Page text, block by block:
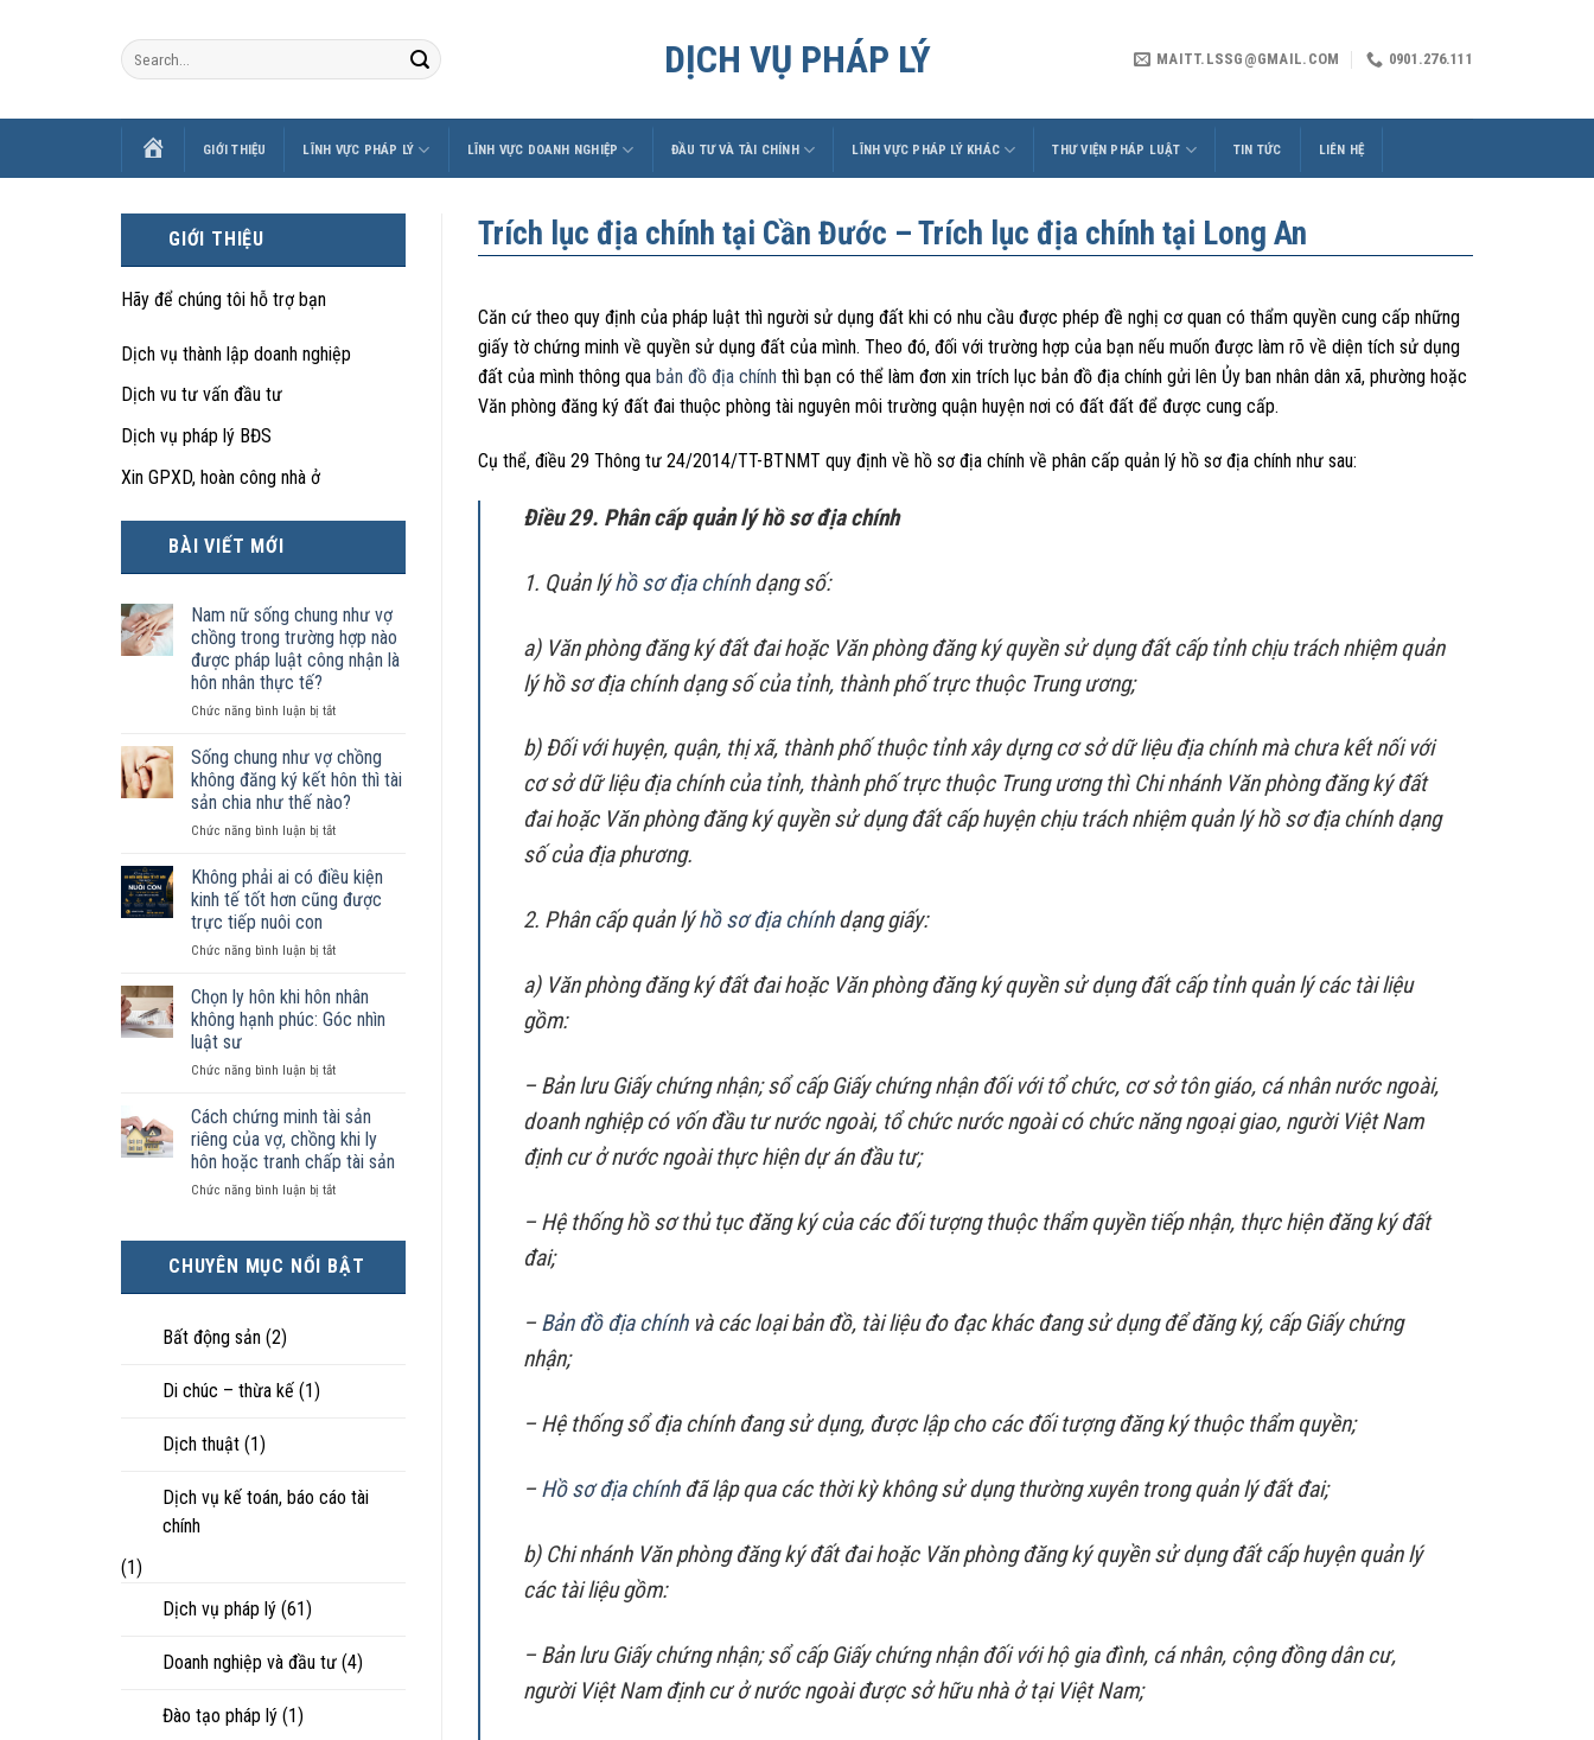
DỊCH VỤ PHÁP LÝ MAITT.LSSG@GMAIL.COM 0901.276.111
TRANGGIỚI THIỆU LĨNH VỰC PHÁP LÝ LĨNH VỰC DOANH NGHIỆP ĐẦU TƯ VÀ TÀI CHÍNH LĨNH VỰC PHÁP LÝ KHÁC THƯ VIỆN PHÁP LUẬT TIN TỨC LIÊN HỆ
GIỚI THIỆU
Hãy để chúng tôi hỗ trợ bạn
Dịch vụ thành lập doanh nghiệp
Dịch vu tư vấn đầu tư
Dịch vụ pháp lý BĐS
Xin GPXD, hoàn công nhà ở
BÀI VIẾT MỚI
Nam nữ sống chung như vợ
chồng trong trường hợp nào
được pháp luật công nhận là
hôn nhân thực tế?
Chức năng bình luận bị tắtở
nữ
sống
chung
như
vợ
trong
trường
hợp
được
luật
công
hôn
thực
tế?
Sống chung như vợ chồng
không đăng ký kết hôn thì tài
sản chia như thế nào?
Chức năng bình luận bị tắtở
chung
như
vợ
không
ký
kết
hôn
tài
chia
như
nào?
Không phải ai có điều kiện
kinh tế tốt hơn cũng được
trực tiếp nuôi con
Chức năng bình luận bị tắtở
phải
ai
có
kiện
tế
tốt
hơn
cũng
được
con
Chọn ly hôn khi hôn nhân
không hạnh phúc: Góc nhìn
luật sư
Chức năng bình luận bị tắtở
ly
hôn
khi
hôn
nhân
Góc
nhìn
Cách chứng minh tài sản
riêng của vợ, chồng khi ly
hôn hoặc tranh chấp tài sản
Chức năng bình luận bị tắtở
tài
chấp
CHUYÊN MỤC NỔI BẬT
Bất động sản (2)
Di chúc – thừa kế (1)
Dịch thuật (1)
Dịch vụ kế toán, báo cáo tài
chính
(1)
Dịch vụ pháp lý (61)
Doanh nghiệp và đầu tư (4)
Đào tạo pháp lý (1)
Trích lục địa chính tại Cần Đước – Trích lục địa chính tại Long An
Căn cứ theo quy định của pháp luật thì người sử dụng đất khi có nhu cầu được phép đề nghị cơ quan có thẩm quyền cung cấp những
giấy tờ chứng minh về quyền sử dụng đất của mình. Theo đó, đối với trường hợp của bạn nếu muốn được làm rõ về diện tích sử dụng
đất của mình thông qua bản đồ địa chính thì bạn có thể làm đơn xin trích lục bản đồ địa chính gửi lên Ủy ban nhân dân xã, phường hoặc
Văn phòng đăng ký đất đai thuộc phòng tài nguyên môi trường quận huyện nơi có đất đất để được cung cấp.
Cụ thể, điều 29 Thông tư 24/2014/TT-BTNMT quy định về hồ sơ địa chính về phân cấp quản lý hồ sơ địa chính như sau:
Điều 29. Phân cấp quản lý hồ sơ địa chính
1. Quản lýhồ sơ địa chínhdạng số:
a) Văn phòng đăng ký đất đai hoặc Văn phòng đăng ký quyền sử dụng đất cấp tỉnh chịu trách nhiệm quản
lý hồ sơ địa chính dạng số của tỉnh, thành phố trực thuộc Trung ương;
b) Đối với huyện, quận, thị xã, thành phố thuộc tỉnh xây dựng cơ sở dữ liệu địa chính mà chưa kết nối với
cơ sở dữ liệu địa chính của tỉnh, thành phố trực thuộc Trung ương thì Chi nhánh Văn phòng đăng ký đất
đai hoặc Văn phòng đăng ký quyền sử dụng đất cấp huyện chịu trách nhiệm quản lý hồ sơ địa chính dạng
số của địa phương.
2. Phân cấp quản lýhồ sơ địa chínhdạng giấy:
a) Văn phòng đăng ký đất đai hoặc Văn phòng đăng ký quyền sử dụng đất cấp tỉnh quản lý các tài liệu
gồm:
– Bản lưu Giấy chứng nhận; sổ cấp Giấy chứng nhận đối với tổ chức, cơ sở tôn giáo, cá nhân nước ngoài,
doanh nghiệp có vốn đầu tư nước ngoài, tổ chức nước ngoài có chức năng ngoại giao, người Việt Nam
định cư ở nước ngoài thực hiện dự án đầu tư;
– Hệ thống hồ sơ thủ tục đăng ký của các đối tượng thuộc thẩm quyền tiếp nhận, thực hiện đăng ký đất
đai;
– Bản đồ địa chínhvà các loại bản đồ, tài liệu đo đạc khác đang sử dụng để đăng ký, cấp Giấy chứng
nhận;
– Hệ thống sổ địa chính đang sử dụng, được lập cho các đối tượng đăng ký thuộc thẩm quyền;
– Hồ sơ địa chínhđã lập qua các thời kỳ không sử dụng thường xuyên trong quản lý đất đai;
b) Chi nhánh Văn phòng đăng ký đất đai hoặc Văn phòng đăng ký quyền sử dụng đất cấp huyện quản lý
các tài liệu gồm:
– Bản lưu Giấy chứng nhận; sổ cấp Giấy chứng nhận đối với hộ gia đình, cá nhân, cộng đồng dân cư,
người Việt Nam định cư ở nước ngoài được sở hữu nhà ở tại Việt Nam;